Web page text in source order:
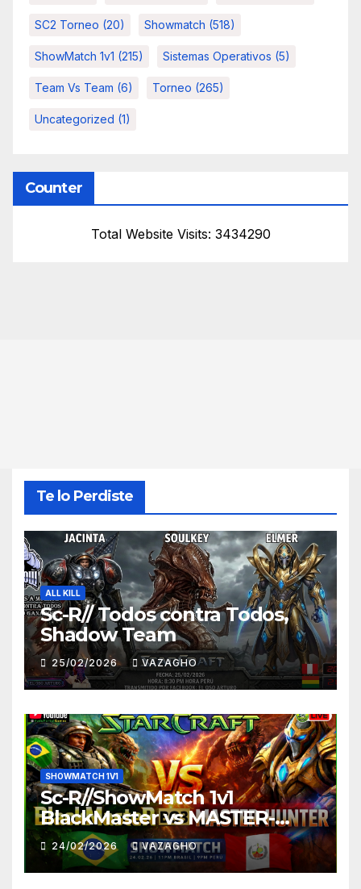
SC2 Torneo (20) Showmatch (518)
ShowMatch 1v1 (215) Sistemas Operativos (5)
Team Vs Team (6) Torneo (265)
Uncategorized (1)
Counter
Total Website Visits: 3434290
Te lo Perdiste
ALL KILL
Sc-R// Todos contra Todos,
Shadow Team
25/02/2026 VAZAGHO
SHOWMATCH 1V1
Sc-R//ShowMatch 1v1
BlackMaster vs MASTER-
HUNTER
24/02/2026 VAZAGHO